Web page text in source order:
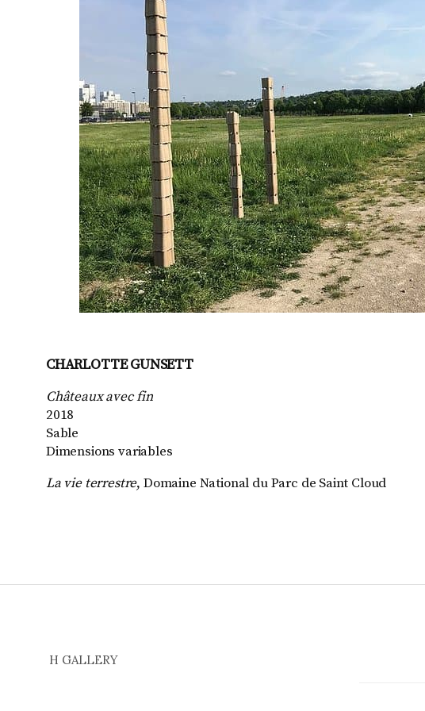
CHARLOTTE GUNSETT
Châteaux avec fin
2018
Sable
Dimensions variables
La vie terrestre, Domaine National du Parc de Saint Cloud
H GALLERY